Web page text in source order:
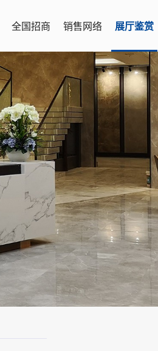
全国招商 销售网络 展厅鉴赏